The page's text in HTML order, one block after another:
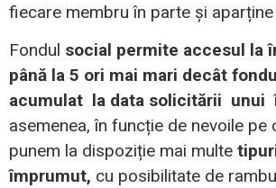
fiecare membru în parte și
Fondul social permite accesul la
până la 5 ori mai mari decât
acumulat la data solicitării unui
asemenea, în funcție de nevoile pe
punem la dispoziție mai multe
împrumut, cu posibilitate de